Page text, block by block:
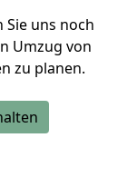
uns noch
Umzug von
zu planen.